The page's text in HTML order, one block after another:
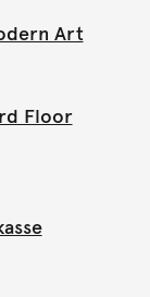
Art
Floor